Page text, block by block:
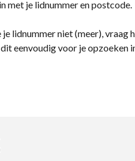
met je lidnummer en postcode.
je lidnummer niet (meer), vraag
eenvoudig voor je opzoeken